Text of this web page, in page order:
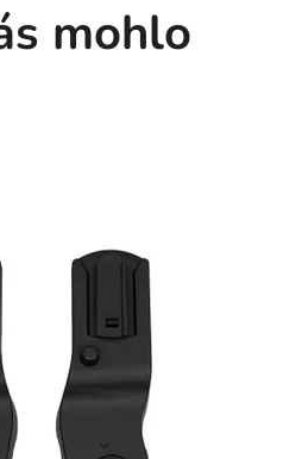
mohlo